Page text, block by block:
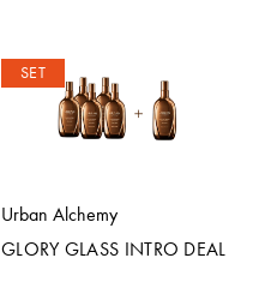
SET
Urban Alchemy
GLORY GLASS INTRO DEAL